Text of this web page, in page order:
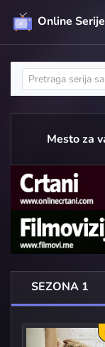
Online Serije
Mesto za
SEZONA 1